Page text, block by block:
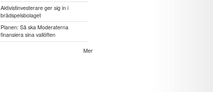
Aktivistinvesterare ger sig in i
brädspelsbolaget
Planen: Så ska Moderaterna
finansiera sina vallöften
Mer